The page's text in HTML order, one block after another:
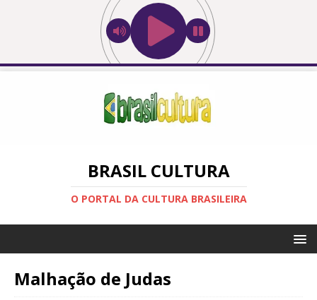
BRASIL CULTURA
O PORTAL DA CULTURA BRASILEIRA
Malhação de Judas